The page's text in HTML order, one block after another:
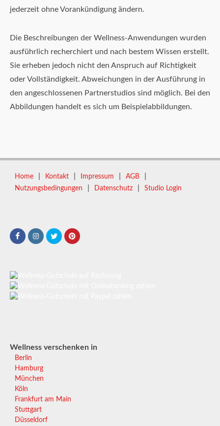
jederzeit ohne Vorankündigung ändern.
Die Beschreibungen der Wellness-Anwendungen wurden
ausführlich recherchiert und nach bestem Wissen erstellt.
Sie erheben jedoch nicht den Anspruch auf Richtigkeit
oder Vollständigkeit. Abweichungen in der Ausführung in
den angeschlossenen Partnerstudios sind möglich. Bei den
Abbildungen handelt es sich um Beispielabbildungen.
Home Kontakt Impressum AGB
Nutzungsbedingungen Datenschutz Studio Login
Wellness verschenken in
Berlin
Hamburg
München
Köln
Frankfurt am Main
Stuttgart
Düsseldorf